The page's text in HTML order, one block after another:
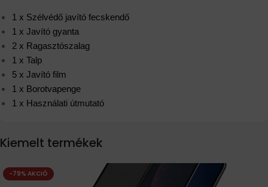
1 x Szélvédő javító fecskendő
1 x Javító gyanta
2 x Ragasztószalag
1 x Talp
5 x Javító film
1 x Borotvapenge
1 x Használati útmutató
Kiemelt termékek
-79% AKCIÓ